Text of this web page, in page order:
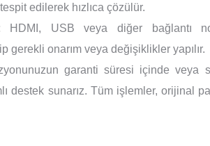
edilerek hızlıca çözülür.
HDMI, USB veya diğer bağlantı
gerekli onarım veya değişiklikler yapılır.
garanti süresi içinde veya
destek sunarız. Tüm işlemler, orijinal